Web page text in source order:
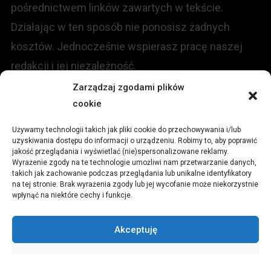
Zarządzaj zgodami plików
cookie
Używamy technologii takich jak pliki cookie do przechowywania i/lub
uzyskiwania dostępu do informacji o urządzeniu. Robimy to, aby poprawić
jakość przeglądania i wyświetlać (nie)spersonalizowane reklamy.
Wyrażenie zgody na te technologie umożliwi nam przetwarzanie danych,
takich jak zachowanie podczas przeglądania lub unikalne identyfikatory
na tej stronie. Brak wyrażenia zgody lub jej wycofanie może niekorzystnie
wpłynąć na niektóre cechy i funkcje.
Akceptuję
pośrednictwem linków zawartych w tekście.
Działając w ten sposób nie ponosisz żadnych
kosztów. Jednocześnie wspierasz pracę naszej
redakcji i jej niezależność.
Redakcja portalu:
ul.Stara 13, 42-600 Tarnowskie Góry
TEL:+48 509 547 822
redakcja@czytamiwiem.pl